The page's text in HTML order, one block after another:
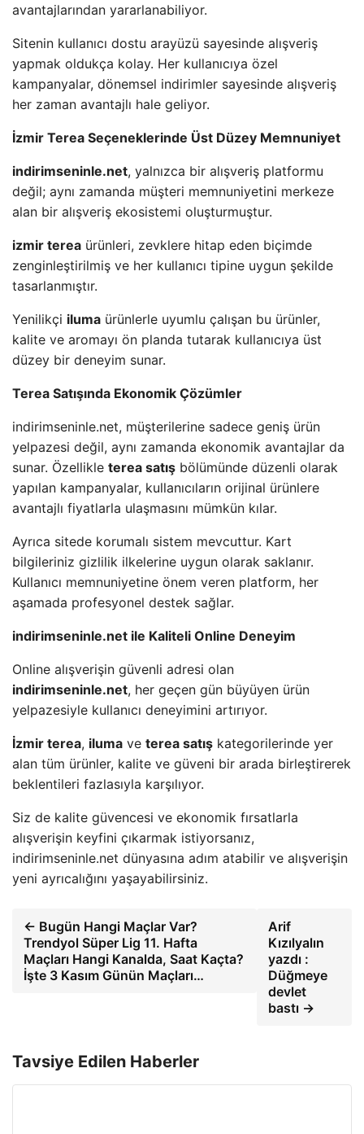
avantajlarından yararlanabiliyor.
Sitenin kullanıcı dostu arayüzü sayesinde alışveriş
yapmak oldukça kolay. Her kullanıcıya özel
kampanyalar, dönemsel indirimler sayesinde alışveriş
her zaman avantajlı hale geliyor.
İzmir Terea Seçeneklerinde Üst Düzey Memnuniyet
indirimseninle.net, yalnızca bir alışveriş platformu
değil; aynı zamanda müşteri memnuniyetini merkeze
alan bir alışveriş ekosistemi oluşturmuştur.
izmir terea ürünleri, zevklere hitap eden biçimde
zenginleştirilmiş ve her kullanıcı tipine uygun şekilde
tasarlanmıştır.
Yenilikçi iluma ürünlerle uyumlu çalışan bu ürünler,
kalite ve aromayı ön planda tutarak kullanıcıya üst
düzey bir deneyim sunar.
Terea Satışında Ekonomik Çözümler
indirimseninle.net, müşterilerine sadece geniş ürün
yelpazesi değil, aynı zamanda ekonomik avantajlar da
sunar. Özellikle terea satış bölümünde düzenli olarak
yapılan kampanyalar, kullanıcıların orijinal ürünlere
avantajlı fiyatlarla ulaşmasını mümkün kılar.
Ayrıca sitede korumalı sistem mevcuttur. Kart
bilgileriniz gizlilik ilkelerine uygun olarak saklanır.
Kullanıcı memnuniyetine önem veren platform, her
aşamada profesyonel destek sağlar.
indirimseninle.net ile Kaliteli Online Deneyim
Online alışverişin güvenli adresi olan
indirimseninle.net, her geçen gün büyüyen ürün
yelpazesiyle kullanıcı deneyimini artırıyor.
İzmir terea, iluma ve terea satış kategorilerinde yer
alan tüm ürünler, kalite ve güveni bir arada birleştirerek
beklentileri fazlasıyla karşılıyor.
Siz de kalite güvencesi ve ekonomik fırsatlarla
alışverişin keyfini çıkarmak istiyorsanız,
indirimseninle.net dünyasına adım atabilir ve alışverişin
yeni ayrıcalığını yaşayabilirsiniz.
← Bugün Hangi Maçlar Var?
Trendyol Süper Lig 11. Hafta
Maçları Hangi Kanalda, Saat Kaçta?
İşte 3 Kasım Günün Maçları…
Arif
Kızılyalın
yazdı :
Düğmeye
devlet
bastı →
Tavsiye Edilen Haberler